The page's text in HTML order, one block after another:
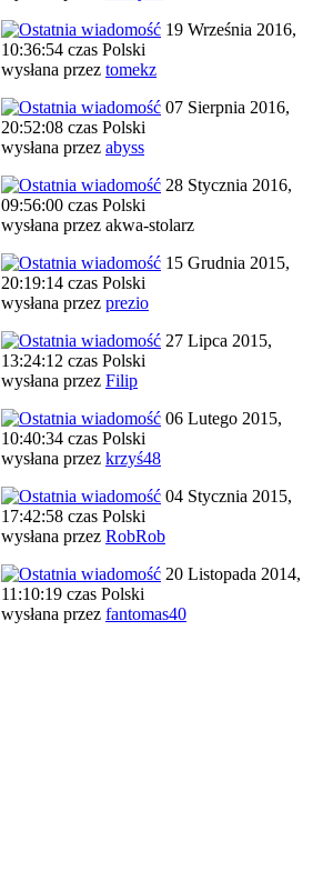
19 Września 2016,
10:36:54 czas Polski
wysłana przez tomekz
07 Sierpnia 2016,
20:52:08 czas Polski
wysłana przez abyss
28 Stycznia 2016,
09:56:00 czas Polski
wysłana przez akwa-stolarz
15 Grudnia 2015,
20:19:14 czas Polski
wysłana przez prezio
27 Lipca 2015,
13:24:12 czas Polski
wysłana przez Filip
06 Lutego 2015,
10:40:34 czas Polski
wysłana przez krzyś48
04 Stycznia 2015,
17:42:58 czas Polski
wysłana przez RobRob
20 Listopada 2014,
11:10:19 czas Polski
wysłana przez fantomas40